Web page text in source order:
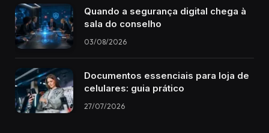
Quando a segurança digital chega à
sala do conselho
03/08/2026
Documentos essenciais para loja de
celulares: guia prático
27/07/2026